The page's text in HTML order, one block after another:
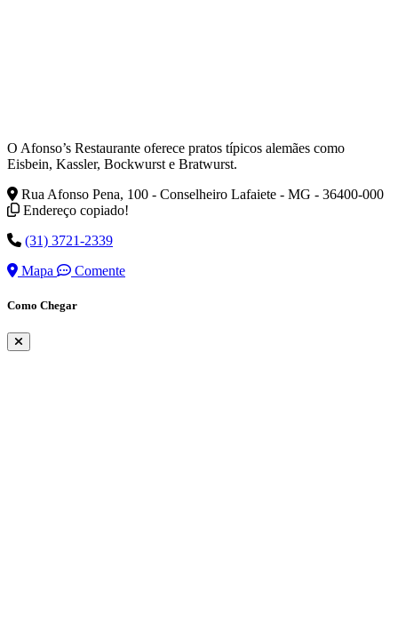
O Afonso’s Restaurante oferece pratos típicos alemães como
Eisbein, Kassler, Bockwurst e Bratwurst.
Rua Afonso Pena, 100 - Conselheiro Lafaiete - MG - 36400-000
Endereço copiado!
(31) 3721-2339
Mapa
Comente
Como Chegar